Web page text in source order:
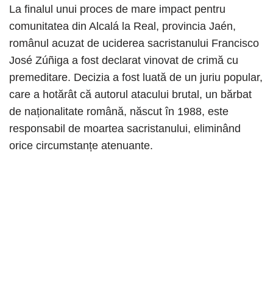
La finalul unui proces de mare impact pentru
comunitatea din Alcalá la Real, provincia Jaén,
românul acuzat de uciderea sacristanului Francisco
José Zúñiga a fost declarat vinovat de crimă cu
premeditare. Decizia a fost luată de un juriu popular,
care a hotărât că autorul atacului brutal, un bărbat
de naționalitate română, născut în 1988, este
responsabil de moartea sacristanului, eliminând
orice circumstanțe atenuante.